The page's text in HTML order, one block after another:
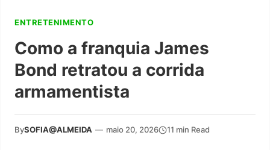
ENTRETENIMENTO
Como a franquia James
Bond retratou a corrida
armamentista
BySOFIA@ALMEIDA — maio 20, 2026 11 min Read